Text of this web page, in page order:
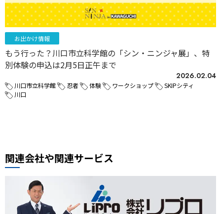
お出かけ情報
もう行った？川口市立科学館の「シン・ニンジャ展」、特
別体験の申込は2月5日正午まで
2026.02.04
川口市立科学館 忍者 体験 ワークショップ
SKIPシティ
川口
関連会社や関連サービス